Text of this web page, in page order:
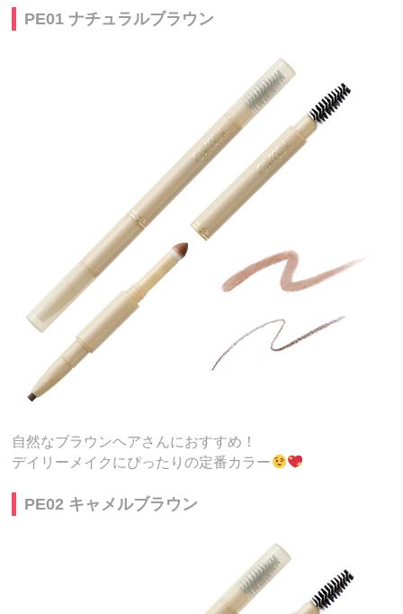
PE01 ナチュラルブラウン
自然なブラウンヘアさんにおすすめ！
デイリーメイクにぴったりの定番カラー
PE02 キャメルブラウン